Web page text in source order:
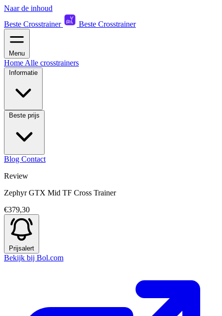
Naar de inhoud
Beste Crosstrainer
Beste Crosstrainer
Menu
Home Alle crosstrainers
Informatie
Beste prijs
Blog Contact
Review
Zephyr GTX Mid TF Cross Trainer
€379,30
Prijsalert
Bekijk bij Bol.com